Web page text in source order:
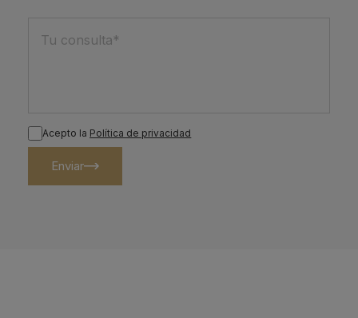
Acepto la Política de privacidad
Enviar